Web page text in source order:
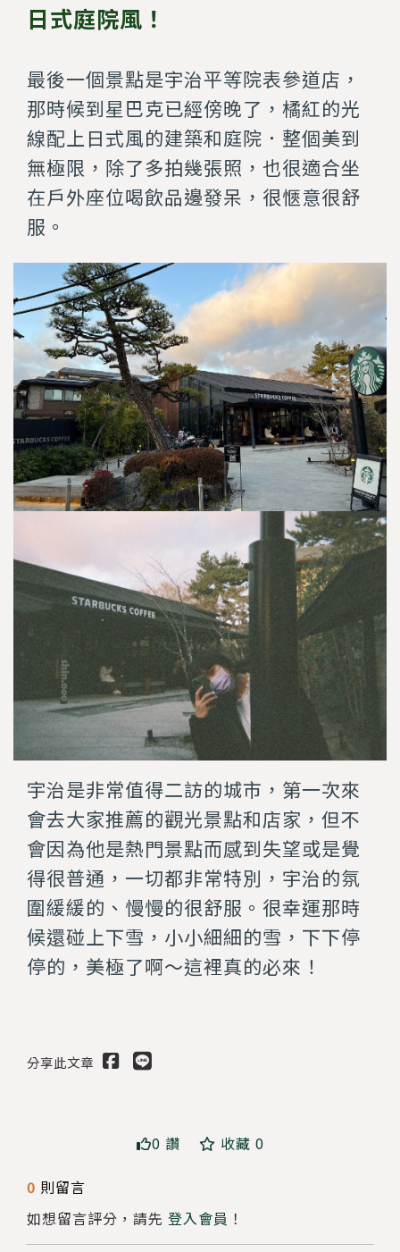
日式庭院風！
最後一個景點是宇治平等院表參道店，
那時候到星巴克已經傍晚了，橘紅的光
線配上日式風的建築和庭院．整個美到
無極限，除了多拍幾張照，也很適合坐
在戶外座位喝飲品邊發呆，很愜意很舒
服。
宇治是非常值得二訪的城市，第一次來
會去大家推薦的觀光景點和店家，但不
會因為他是熱門景點而感到失望或是覺
得很普通，一切都非常特別，宇治的氛
圍緩緩的、慢慢的很舒服。很幸運那時
候還碰上下雪，小小細細的雪，下下停
停的，美極了啊～這裡真的必來！
分享此文章
0 讚 收藏 0
0 則留言
如想留言評分，請先 登入會員 ！